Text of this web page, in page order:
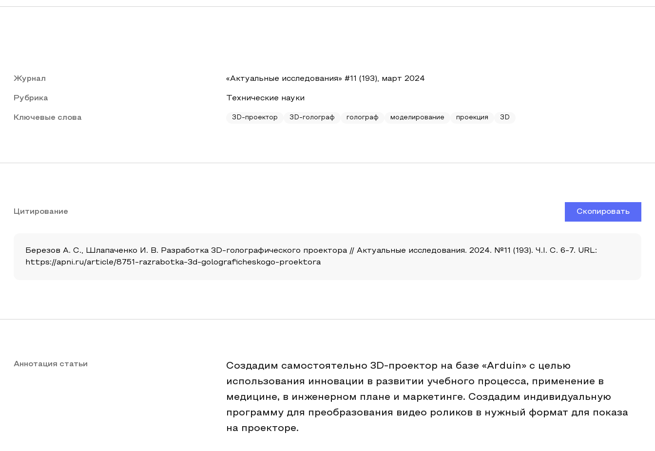
Журнал «Актуальные исследования» #11 (193), март 2024
Рубрика Технические науки
Ключевые слова 3D-проектор 3D-голограф голограф моделирование проекция 3D
Цитирование Скопировать
Березов А. С., Шлапаченко И. В. Разработка 3D-голографического проектора // Актуальные исследования. 2024. №11 (193). Ч.I. С. 6-7. URL:
https://apni.ru/article/8751-razrabotka-3d-golograficheskogo-proektora
Аннотация статьи
Создадим самостоятельно 3D-проектор на базе «Arduin» с целью
использования инновации в развитии учебного процесса, применение в
медицине, в инженерном плане и маркетинге. Создадим индивидуальную
программу для преобразования видео роликов в нужный формат для показа
на проекторе.